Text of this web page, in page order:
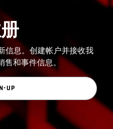
信息。创建帐户并接收我
和事件信息。
UP